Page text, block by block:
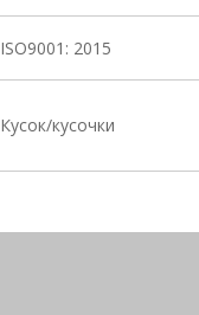
ISO9001: 2015
Кусок/кусочки